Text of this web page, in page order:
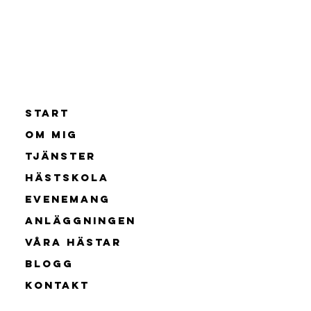
START
OM MIG
TJÄNSTER
HÄSTSKOLA
EVENEMANG
ANLÄGGNINGEN
VÅRA HÄSTAR
Blogg
KONTAKT